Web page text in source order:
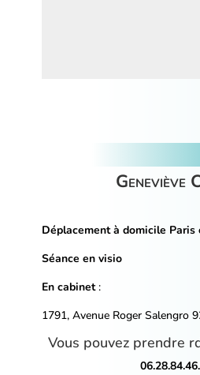
Geneviève
Déplacement à domicile Paris
Séance en visio
En cabinet:
1791, Avenue Roger Salengro
Vous pouvez prendre